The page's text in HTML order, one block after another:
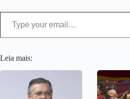
Type your email…
Leia mais: